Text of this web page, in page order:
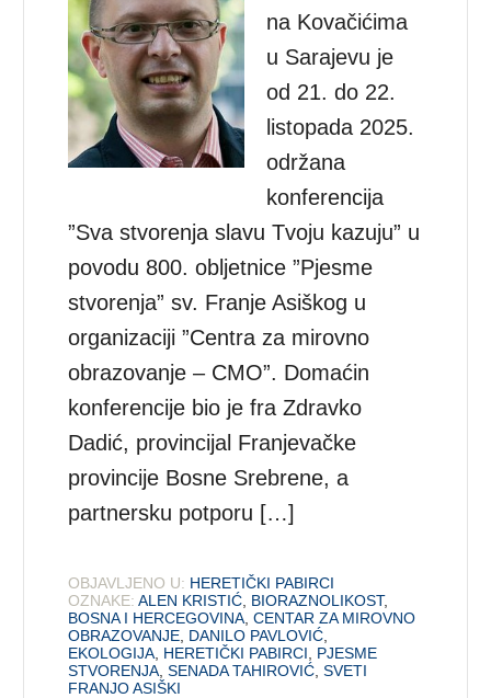
na Kovačićima
u Sarajevu je
od 21. do 22.
listopada 2025.
održana
konferencija
”Sva stvorenja slavu Tvoju kazuju” u
povodu 800. obljetnice ”Pjesme
stvorenja” sv. Franje Asiškog u
organizaciji ”Centra za mirovno
obrazovanje – CMO”. Domaćin
konferencije bio je fra Zdravko
Dadić, provincijal Franjevačke
provincije Bosne Srebrene, a
partnersku potporu […]
OBJAVLJENO U: HERETIČKI PABIRCI
OZNAKE: ALEN KRISTIĆ BIORAZNOLIKOST,
BOSNA I HERCEGOVINA ,CENTAR ZA MIROVNO
OBRAZOVANJE DANILO PAVLOVIĆ
EKOLOGIJA HERETIČKI PABIRCI
PJESME
STVORENJA ,SENADA TAHIROVIĆ ,SVETI
FRANJO ASIŠKI